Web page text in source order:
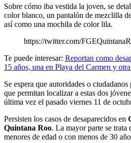
Sobre cómo iba vestida la joven, se
color blanco, un pantalón de mezclilla
así como una mochila de color lila.
https://twitter.com/
Te puede interesar: Reportan como
15 años, una en Playa del Carmen y
Se espera que autoridades o
que permitan localizar a estas dos
última vez el pasado viernes 11 de
Persisten los casos de desaparecidos en
Quintana Roo. La mayor parte se trata
menores de edad o con menos de 30